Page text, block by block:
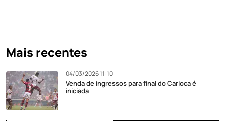
Mais recentes
04/03/2026 11:10
Venda de ingressos para final do Carioca é
iniciada